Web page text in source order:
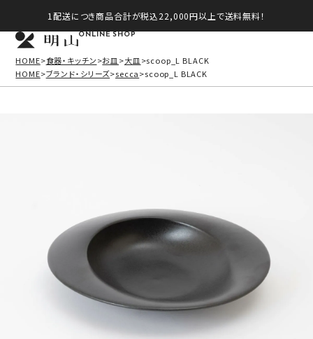
1配送につき商品合計が税込22,000円以上で送料無料！
ONLINE SHOP
HOME 食器・キッチン お皿 大皿
scoop_L BLACK
HOME ブランド・シリーズ secca scoop_L BLACK